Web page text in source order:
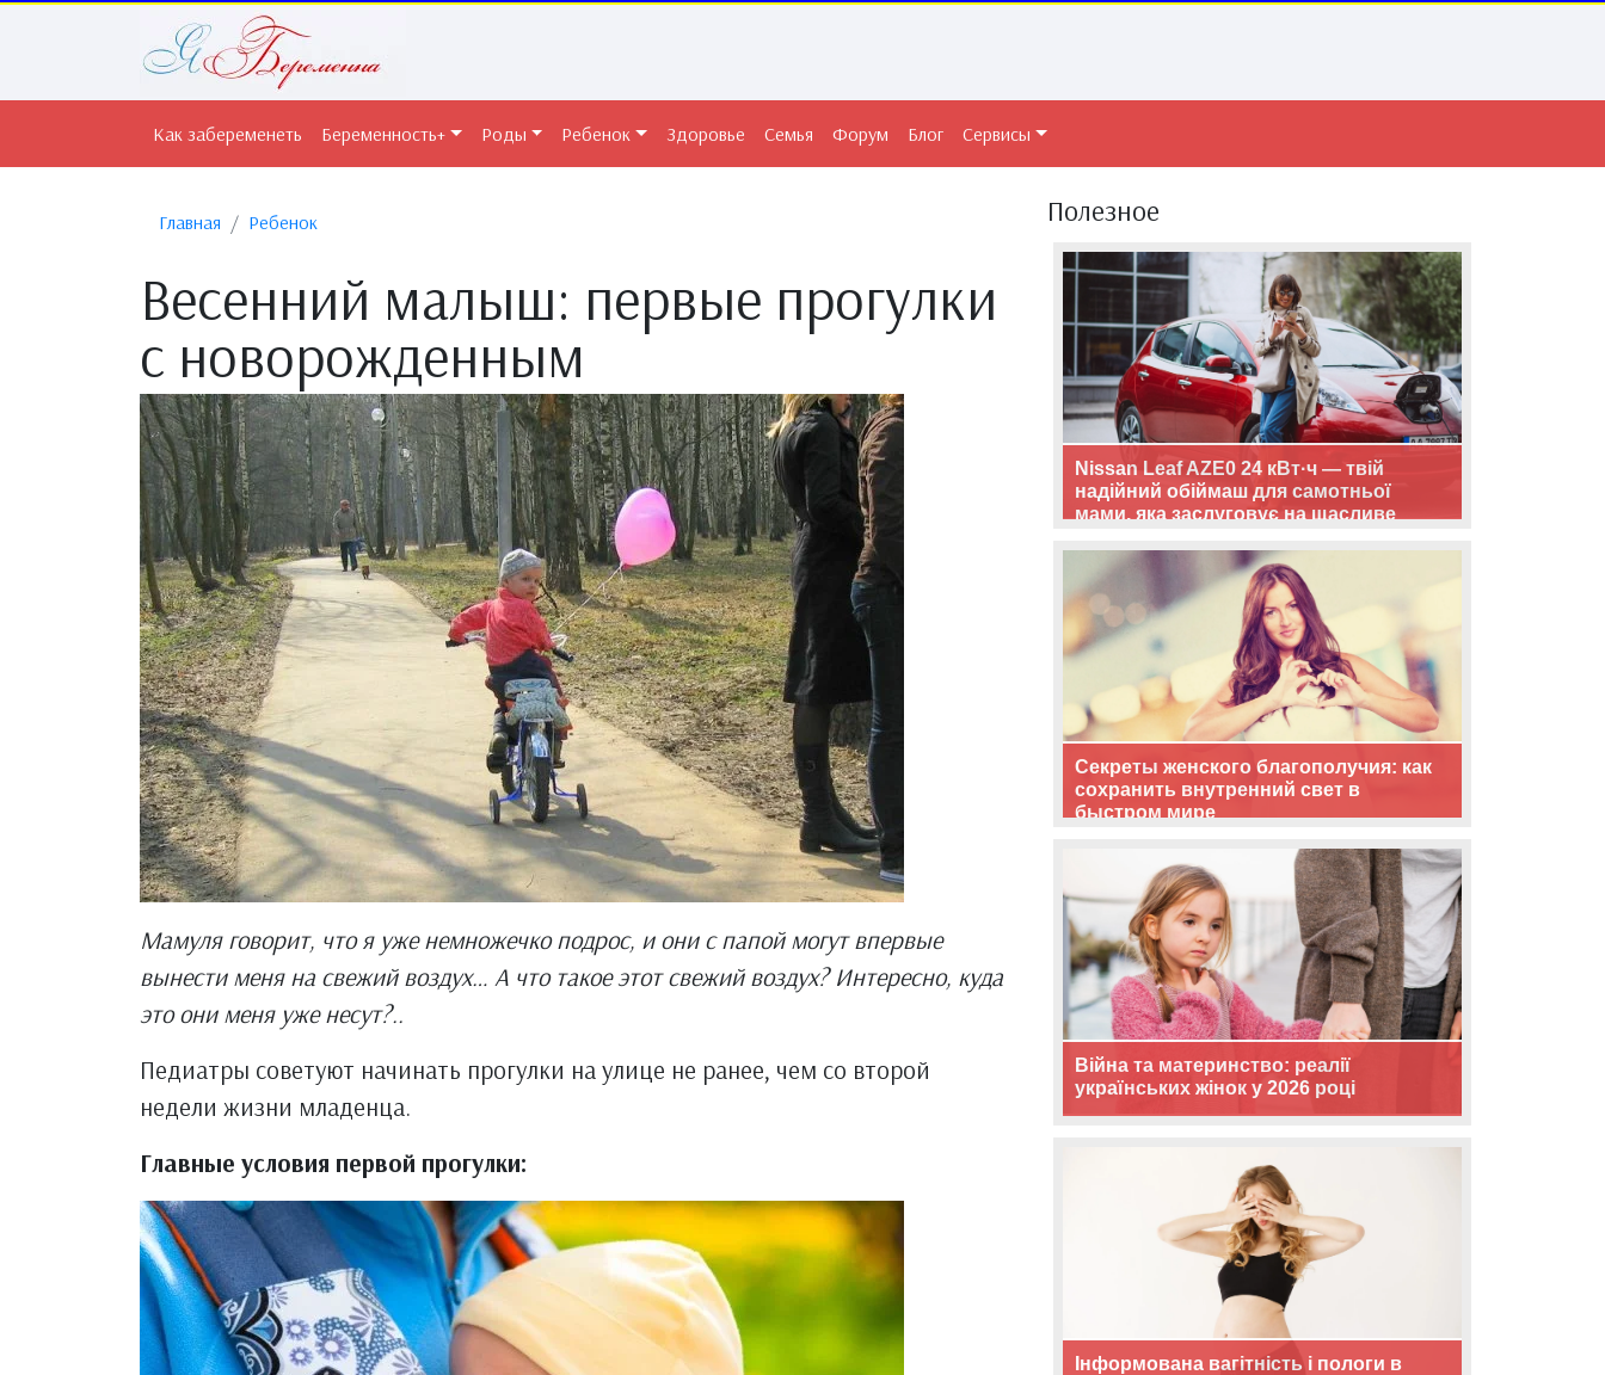
Как забеременеть Беременность+ Роды Ребенок Здоровье Семья Форум Блог Сервисы
Главная Ребенок
Весенний малыш: первые прогулки
с новорожденным
Мамуля говорит, что я уже немножечко подрос, и они с папой могут впервые
вынести меня на свежий воздух… А что такое этот свежий воздух? Интересно, куда
это они меня уже несут?..
Педиатры советуют начинать прогулки на улице не ранее, чем со второй
недели жизни младенца.
Главные условия первой прогулки:
Полезное
Nissan Leaf AZE0 24 кВт·ч — твій
надійний обіймаш для самотньої
мами, яка заслуговує на щасливе
Секреты женского благополучия: как
сохранить внутренний свет в
быстром мире
Війна та материнство: реалії
українських жінок у 2026 році
Інформована вагітність і пологи в